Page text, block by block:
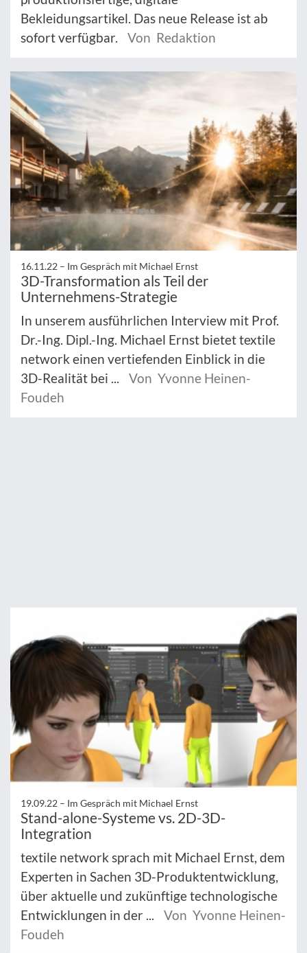
Bekleidungsartikel. Das neue Release ist ab
sofort verfügbar.
Von Redaktion
16.11.22 – Im Gespräch mit Michael Ernst
3D-Transformation als Teil der
Unternehmens-Strategie
In unserem ausführlichen Interview mit Prof.
Dr.-Ing. Dipl.-Ing. Michael Ernst bietet textile
network einen vertiefenden Einblick in die
3D-Realität bei ...
Von Yvonne Heinen-
Foudeh
19.09.22 – Im Gespräch mit Michael Ernst
Stand-alone-Systeme vs. 2D-3D-
Integration
textile network sprach mit Michael Ernst, dem
Experten in Sachen 3D-Produktentwicklung,
über aktuelle und zukünftige technologische
Entwicklungen in der ...
Von Yvonne Heinen-
Foudeh